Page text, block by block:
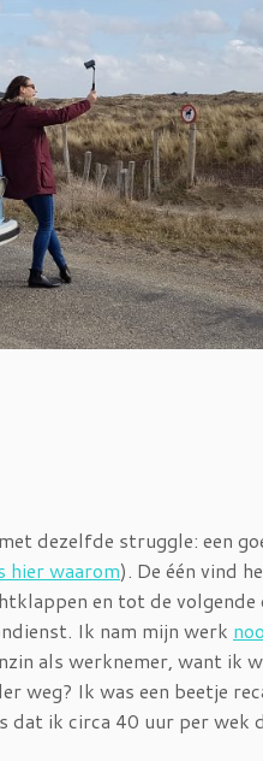
dezelfde struggle: een
hier waarom). De één vind
en tot de
Ik nam mijn werk
als werknemer, want ik
weg? Ik was een beetje
ik circa 40 uur per wek